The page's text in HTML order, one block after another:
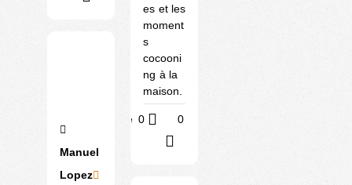
Manuel
Lopez
es et les
moment
s
cocooni
ng à la
maison.
Utile 0 0